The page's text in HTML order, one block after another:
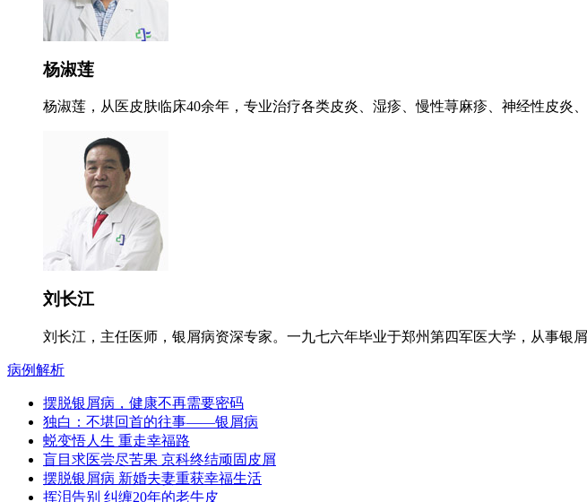
杨淑莲
杨淑莲，从医皮肤临床40余年，专业治疗各类皮炎、湿疹、慢性荨麻疹、神经性皮炎
刘长江
刘长江，主任医师，银屑病资深专家。一九七六年毕业于郑州第四军医大学，从事银
病例解析
摆脱银屑病，健康不再需要密码
独白：不堪回首的往事——银屑病
蜕变悟人生 重走幸福路
盲目求医尝尽苦果 京科终结顽固皮屑
摆脱银屑病 新婚夫妻重获幸福生活
挥泪告别 纠缠20年的老牛皮